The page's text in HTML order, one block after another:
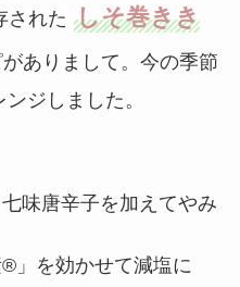
された しそ巻きき
ありまして。今の季節
ジしました。
味唐辛子を加えてやみ
」を効かせて減塩に